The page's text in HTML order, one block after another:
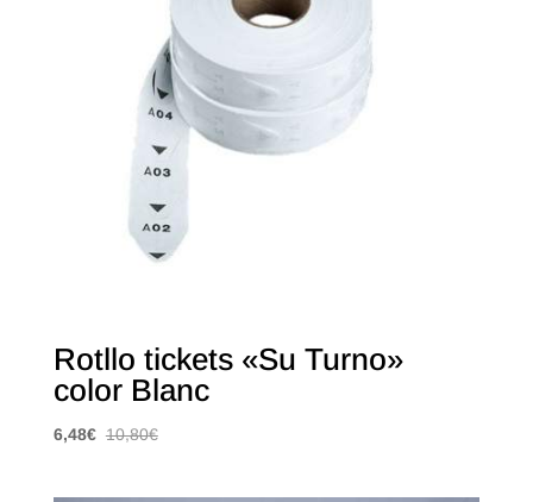
Rotllo tickets «Su Turno»
color Blanc
6,48€ 10,80€